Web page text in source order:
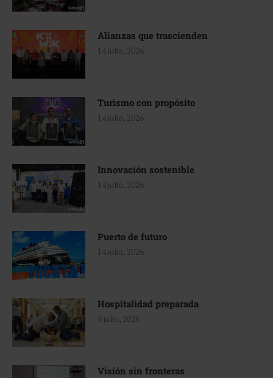
Alianzas que trascienden
14 julio, 2026
Turismo con propósito
14 julio, 2026
Innovación sostenible
14 julio, 2026
Puerto de futuro
14 julio, 2026
Hospitalidad preparada
3 julio, 2026
Visión sin fronteras